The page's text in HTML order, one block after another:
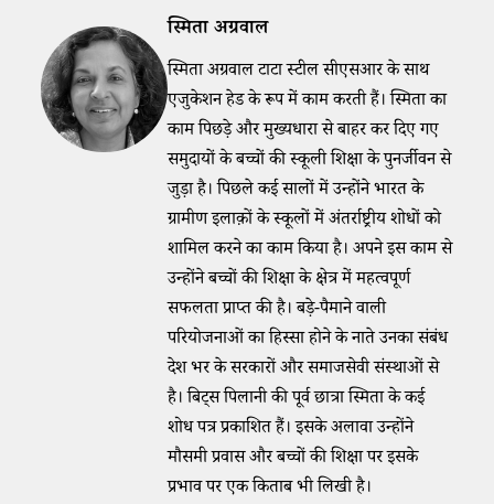
स्मिता अग्रवाल
स्मिता अग्रवाल टाटा स्टील सीएसआर के साथ
एजुकेशन हेड के रूप में काम करती हैं। स्मिता का
काम पिछड़े और मुख्यधारा से बाहर कर दिए गए
समुदायों के बच्चों की स्कूली शिक्षा के पुनर्जीवन से
जुड़ा है। पिछले कई सालों में उन्होंने भारत के
ग्रामीण इलाक़ों के स्कूलों में अंतर्राष्ट्रीय शोधों को
शामिल करने का काम किया है। अपने इस काम से
उन्होंने बच्चों की शिक्षा के क्षेत्र में महत्वपूर्ण
सफलता प्राप्त की है। बड़े-पैमाने वाली
परियोजनाओं का हिस्सा होने के नाते उनका संबंध
देश भर के सरकारों और समाजसेवी संस्थाओं से
है। बिट्स पिलानी की पूर्व छात्रा स्मिता के कई
शोध पत्र प्रकाशित हैं। इसके अलावा उन्होंने
मौसमी प्रवास और बच्चों की शिक्षा पर इसके
प्रभाव पर एक किताब भी लिखी है।